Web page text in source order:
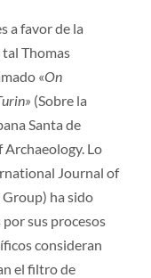
a favor de la
tal Thomas
«On
(Sobre la
Santa de
Lo
Journal of
ha sido
sus procesos
consideran
el filtro de